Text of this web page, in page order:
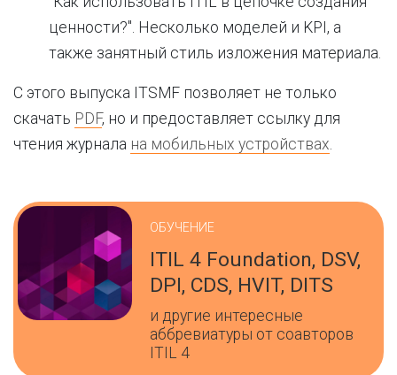
ценности?". Несколько моделей и KPI, а
также занятный стиль изложения материала.
С этого выпуска ITSMF позволяет не только
скачать PDF, но и предоставляет ссылку для
чтения журнала на мобильных устройствах.
ОБУЧЕНИЕ
ITIL 4 Foundation, DSV,
DPI, CDS, HVIT, DITS
и другие интересные
аббревиатуры от соавторов
ITIL 4